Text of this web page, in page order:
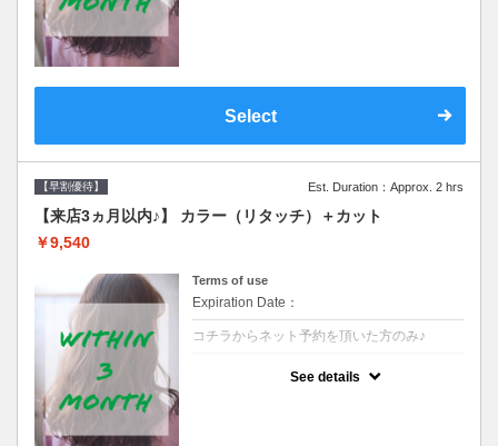
Select
【早割優待】 Est. Duration：Approx. 2 hrs
【来店3ヵ月以内♪】 カラー（リタッチ）＋カット
￥9,540
Terms of use
Expiration Date：
コチラからネット予約を頂いた方のみ♪
See details